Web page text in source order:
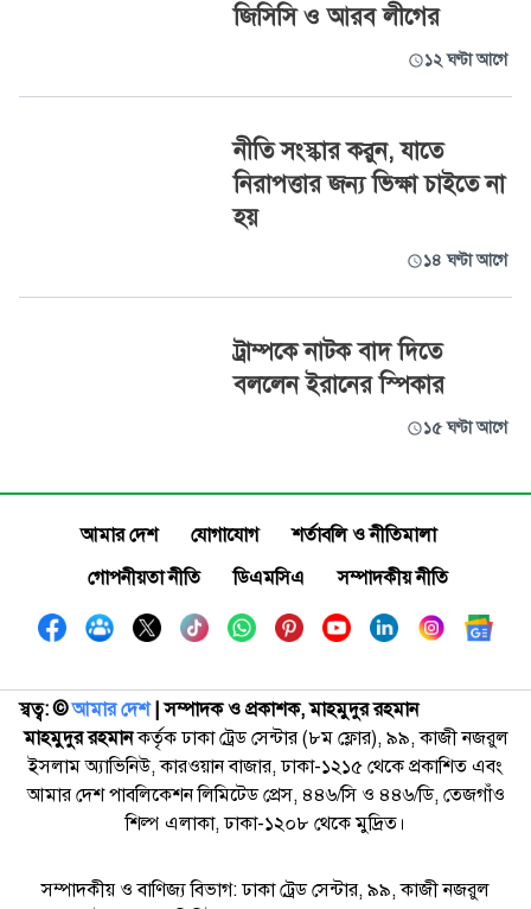
জিসিসি ও আরব লীগের
১২ ঘণ্টা আগে
নীতি সংস্কার করুন, যাতে
নিরাপত্তার জন্য ভিক্ষা চাইতে না
হয়
১৪ ঘণ্টা আগে
ট্রাম্পকে নাটক বাদ দিতে
বললেন ইরানের স্পিকার
১৫ ঘণ্টা আগে
আমার দেশ যোগাযোগ
শর্তাবলি ও নীতিমালা
গোপনীয়তা নীতি
ডিএমসিএ সম্পাদকীয় নীতি
স্বত্ব: ©️আমার দেশ| সম্পাদক ও প্রকাশক, মাহমুদুর রহমান
মাহমুদুর রহমানকর্তৃক ঢাকা ট্রেড সেন্টার (৮ম ফ্লোর), ৯৯, কাজী নজরুল
ইসলাম অ্যাভিনিউ, কারওয়ান বাজার, ঢাকা-১২১৫ থেকে প্রকাশিত এবং
আমার দেশ পাবলিকেশন লিমিটেড প্রেস, ৪৪৬/সি ও ৪৪৬/ডি, তেজগাঁও
শিল্প এলাকা, ঢাকা-১২০৮ থেকে মুদ্রিত।
সম্পাদকীয় ও বাণিজ্য বিভাগ: ঢাকা ট্রেড সেন্টার, ৯৯, কাজী নজরুল